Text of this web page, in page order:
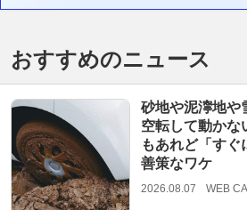
おすすめのニュース
砂地や泥濘地や
空転して動か
もあれど「すぐ
善策なワケ
2026.08.07 WEB